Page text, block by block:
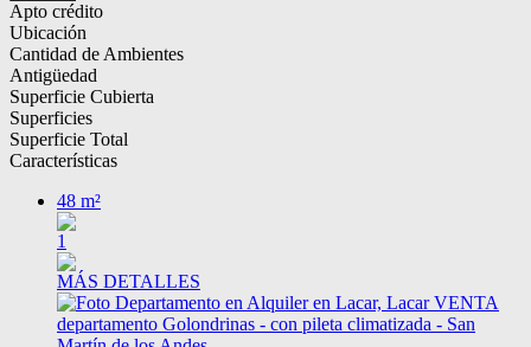
Apto crédito
Ubicación
Cantidad de Ambientes
Antigüedad
Superficie Cubierta
Superficies
Superficie Total
Características
48 m²
1
MÁS DETALLES